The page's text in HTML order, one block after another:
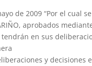
de 2009 “Por el cual se
aprobados
en sus
y decisiones